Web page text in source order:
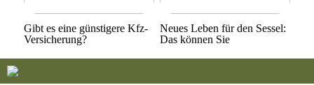
Gibt es eine günstigere Kfz-
Versicherung?
Neues Leben für den Sessel:
Das können Sie